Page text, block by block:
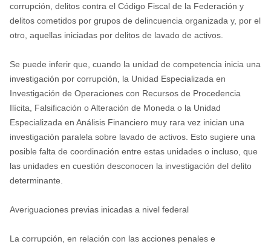
corrupción, delitos contra el Código Fiscal de la Federación y
delitos cometidos por grupos de delincuencia organizada y, por el
otro, aquellas iniciadas por delitos de lavado de activos.
Se puede inferir que, cuando la unidad de competencia inicia una
investigación por corrupción, la Unidad Especializada en
Investigación de Operaciones con Recursos de Procedencia
Ilícita, Falsificación o Alteración de Moneda o la Unidad
Especializada en Análisis Financiero muy rara vez inician una
investigación paralela sobre lavado de activos. Esto sugiere una
posible falta de coordinación entre estas unidades o incluso, que
las unidades en cuestión desconocen la investigación del delito
determinante.
Averiguaciones previas inicadas a nivel federal
La corrupción, en relación con las acciones penales e